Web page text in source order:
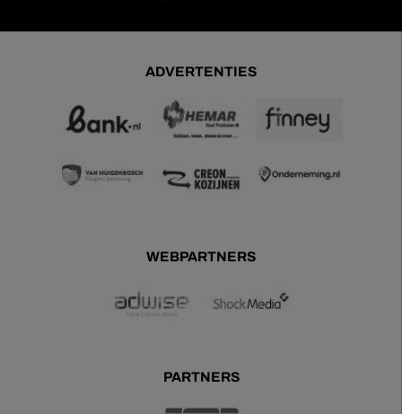
ADVERTENTIES
WEBPARTNERS
PARTNERS